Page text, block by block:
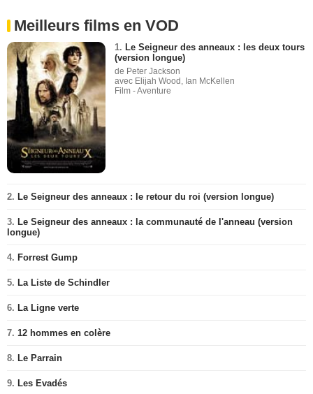
Meilleurs films en VOD
1. Le Seigneur des anneaux : les deux tours
(version longue)
de Peter Jackson
avec Elijah Wood, Ian McKellen
Film - Aventure
2. Le Seigneur des anneaux : le retour du roi (version longue)
3. Le Seigneur des anneaux : la communauté de l'anneau (version
longue)
4. Forrest Gump
5. La Liste de Schindler
6. La Ligne verte
7. 12 hommes en colère
8. Le Parrain
9. Les Evadés